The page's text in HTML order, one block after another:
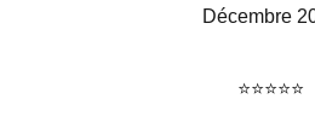
Décembre
⭐️⭐️⭐️⭐️⭐️